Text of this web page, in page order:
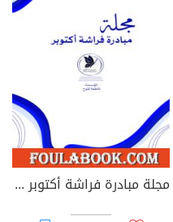
مجلة مبادرة فراشة أكتوبر - العدد 39